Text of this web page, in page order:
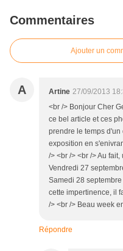
Commentaires
Ajouter un
A Artine 27/09/2013
<br /> Bonjour Cher
ce bel article et ces
prendre le temps
exposition en
/> <br /> <br /> Au
Vendredi 27
Samedi 28
cette impertinence, il
/> <br /> Beau week
Répondre